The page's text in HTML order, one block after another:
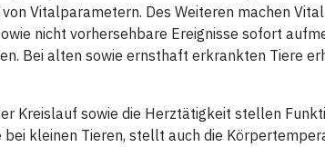
Vitalparametern. Des Weiteren machen
nicht vorhersehbare Ereignisse sofort
Bei alten sowie ernsthaft erkrankten Tiere
Kreislauf sowie die Herztätigkeit stellen
bei kleinen Tieren, stellt auch die